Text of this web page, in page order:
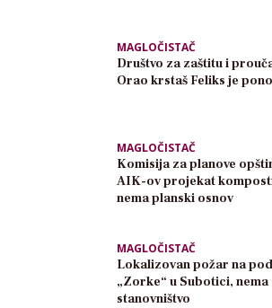
MAGLOČISTAČ
Društvo za zaštitu i
Orao krstaš Feliks je
MAGLOČISTAČ
Komisija za planove
AIK-ov projekat
nema planski osnov
MAGLOČISTAČ
Lokalizovan požar na
„Zorke“ u Subotici,
stanovništvo